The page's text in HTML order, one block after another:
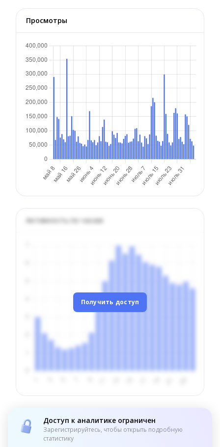
Просмотры
Активность по часам
Получить доступ
Доступ к аналитике ограничен
Зарегистрируйтесь, чтобы открыть подробную
статистику